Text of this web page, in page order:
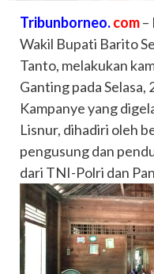
Tribunborneo.com–
Wakil Bupati Barito
Tanto, melakukan
Ganting pada
Kampanye yang
Lisnur, dihadiri oleh
pengusung dan
dari TNI-Polri dan